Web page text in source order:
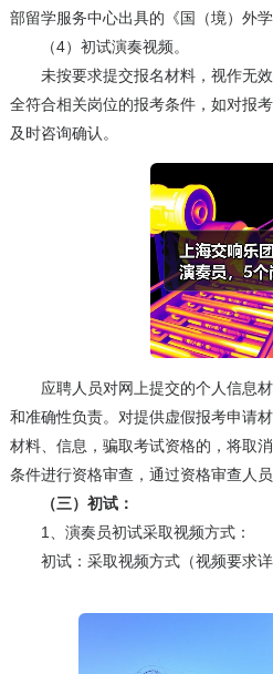
部留学服务中心出具的《国（境）外
（4）初试演奏视频。
未按要求提交报名材料，视作无效
全符合相关岗位的报考条件，如对报
及时咨询确认。
应聘人员对网上提交的个人信息材
和准确性负责。对提供虚假报考申请
材料、信息，骗取考试资格的，将取
条件进行资格审查，通过资格审查人员
（三）初试：
1、演奏员初试采取视频方式：
初试：采取视频方式（视频要求详